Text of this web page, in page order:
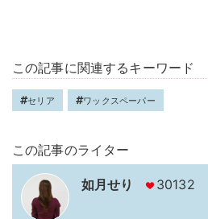
この記事に関連するキーワード
セリア ワックスペーパー
この記事のライター
如月せり 30132